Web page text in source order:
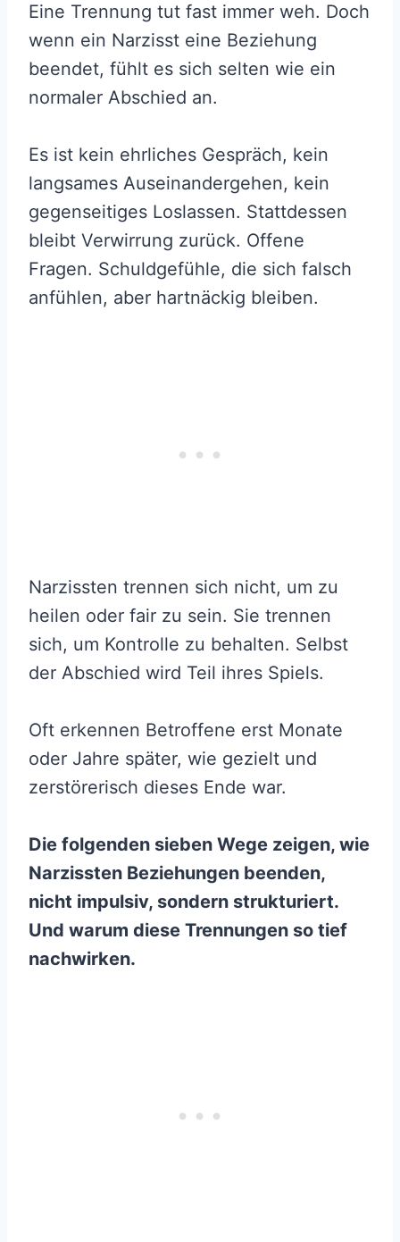
Eine Trennung tut fast immer weh. Doch
wenn ein Narzisst eine Beziehung
beendet, fühlt es sich selten wie ein
normaler Abschied an.
Es ist kein ehrliches Gespräch, kein
langsames Auseinandergehen, kein
gegenseitiges Loslassen. Stattdessen
bleibt Verwirrung zurück. Offene
Fragen. Schuldgefühle, die sich falsch
anfühlen, aber hartnäckig bleiben.
Narzissten trennen sich nicht, um zu
heilen oder fair zu sein. Sie trennen
sich, um Kontrolle zu behalten. Selbst
der Abschied wird Teil ihres Spiels.
Oft erkennen Betroffene erst Monate
oder Jahre später, wie gezielt und
zerstörerisch dieses Ende war.
Die folgenden sieben Wege zeigen, wie
Narzissten Beziehungen beenden,
nicht impulsiv, sondern strukturiert.
Und warum diese Trennungen so tief
nachwirken.